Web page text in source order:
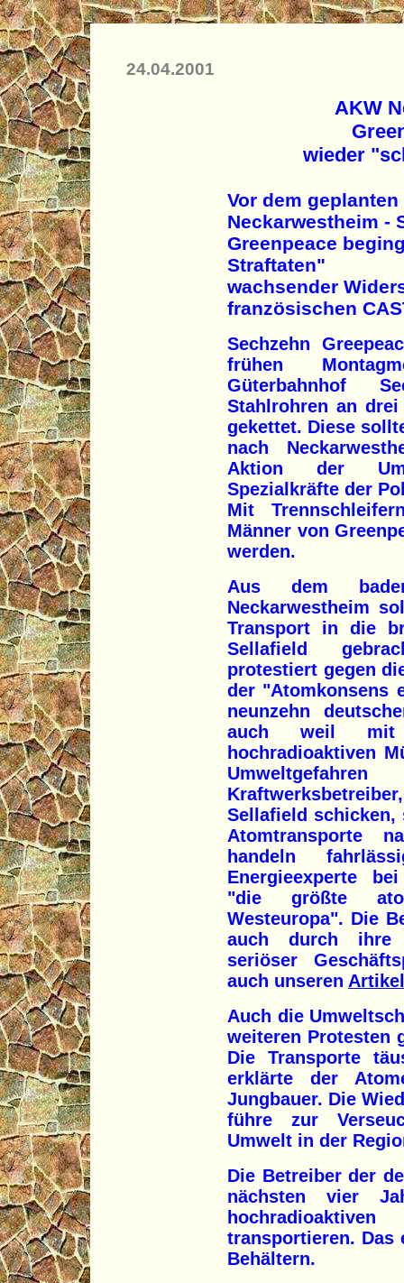
24.04.2001
AKW
wieder
Vor dem
Neckarwestheim -
Greenpeace
Straftaten"
wachsender
französischen
Sechzehn
frühen
Güterbahnhof
Stahlrohren an drei
gekettet. Diese
nach
Aktion der
Spezialkräfte der
Mit
Männer von
werden.
Aus dem
Neckarwestheim
Transport in die
Sellafield
protestiert gegen
der "Atomkonsens
neunzehn
auch weil mit
hochradioaktiven
Sellafield
Atomtransporte
handeln
Energieexperte
"die größte
Westeuropa". Die
auch durch ihre
seriöser
auch unseren Artikel
Auch die
weiteren Protesten
Die Transporte
erklärte der
Jungbauer. Die
führe zur
Umwelt in der
Die Betreiber der
nächsten vier
transportieren. Das
Behältern.